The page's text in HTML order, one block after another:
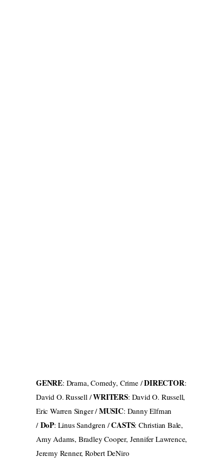
GENRE: Drama, Comedy, Crime /DIRECTOR:
David O. Russell /WRITERS: David O. Russell,
Eric Warren Singer /MUSIC: Danny Elfman
/ DoP: Linus Sandgren /CASTS: Christian Bale,
Amy Adams, Bradley Cooper, Jennifer Lawrence,
Jeremy Renner, Robert DeNiro